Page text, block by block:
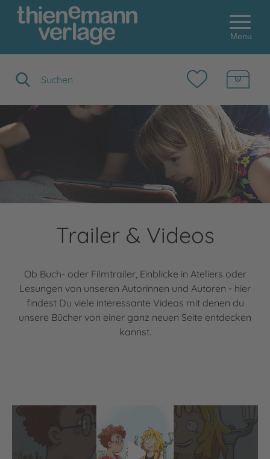
Menu
Trailer & Videos
Ob Buch- oder Filmtrailer, Einblicke in Ateliers oder
Lesungen von unseren Autorinnen und Autoren - hier
findest Du viele interessante Videos mit denen du
unsere Bücher von einer ganz neuen Seite entdecken
kannst.